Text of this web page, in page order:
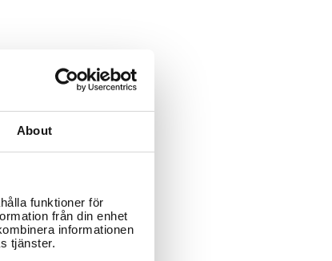
About
funktioner för
från din enhet
informationen
tjänster.